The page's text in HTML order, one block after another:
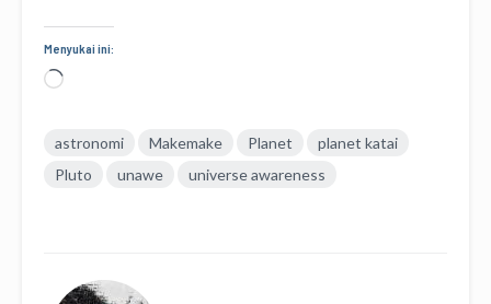
Menyukai ini:
Memuat...
astronomi Makemake Planet
planet katai
Pluto
unawe universe awareness